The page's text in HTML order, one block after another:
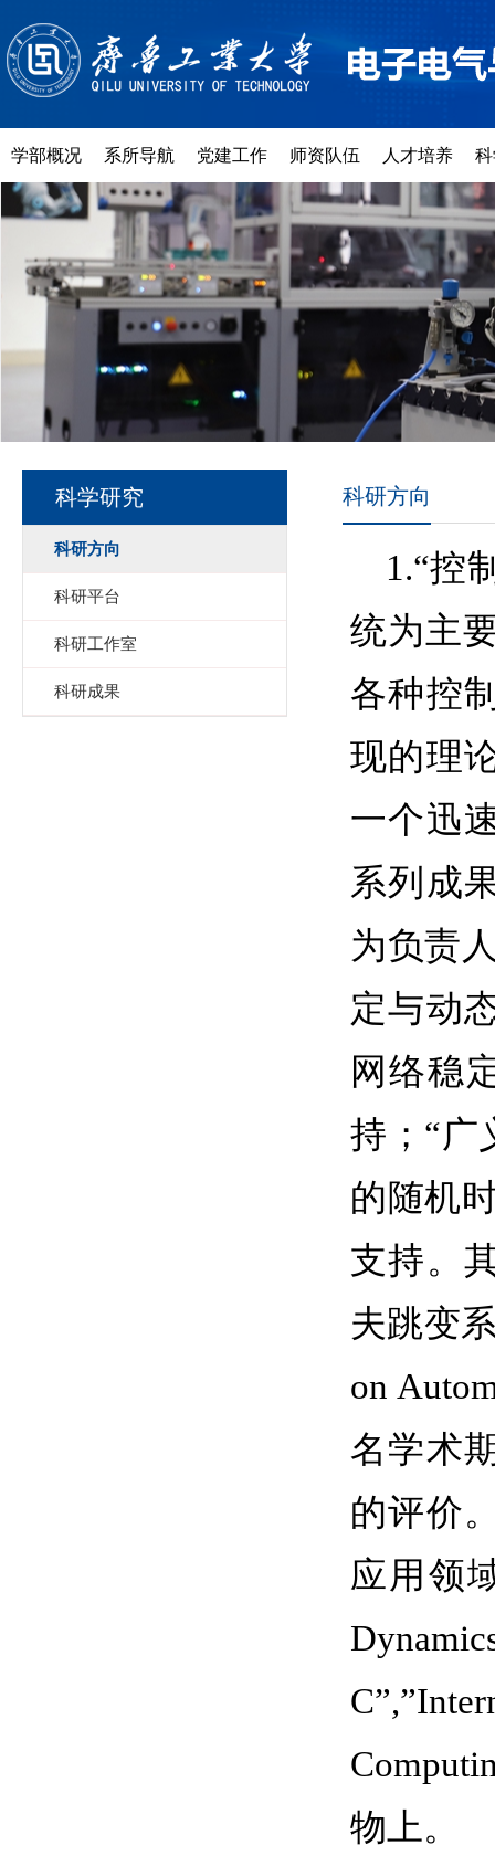
学部概况 系所导航 党建工作 师资队伍 人才培养
科学研究
科研方向
科研平台
科研工作室
科研成果
科研方向
1.“控
统为主
各种控
现的理
一个迅
系列成
为负责
定与动
网络稳
持；“广
的随机
支持。
夫跳变
on
名学术
的评价
应用领
物上。